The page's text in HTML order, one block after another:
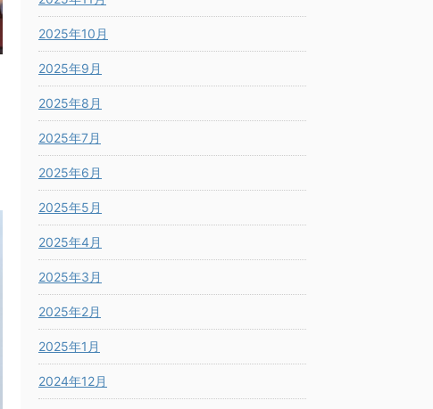
2025年10月
2025年9月
2025年8月
2025年7月
2025年6月
2025年5月
2025年4月
2025年3月
2025年2月
2025年1月
2024年12月